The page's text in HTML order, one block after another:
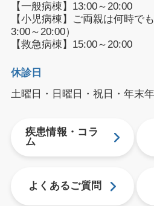
【一般病棟】13:00～20:00
【小児病棟】ご両親は何時で
3:00～20:00）
【救急病棟】15:00～20:00
休診日
土曜日・日曜日・祝日・年末
疾患情報・コラ
ム
よくあるご質問